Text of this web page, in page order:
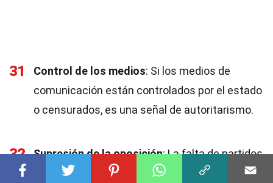
31 Control de los medios: Si los medios de
comunicación están controlados por el estado
o censurados, es una señal de autoritarismo.
32 Supresión de la oposición: La falta de partidos
de oposición o la represión de sus actividades